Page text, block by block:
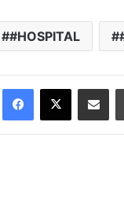
#HOSPITAL
Facebook
X Enviar